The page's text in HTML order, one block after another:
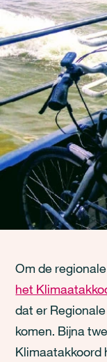
Om de
het
dat er Regionale
komen. Bijna
Klimaatakkoord